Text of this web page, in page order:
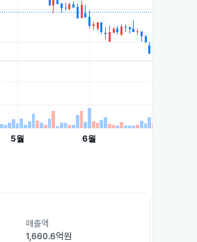
매출액
1,660.6억원